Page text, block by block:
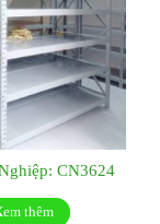
CN3624
thêm